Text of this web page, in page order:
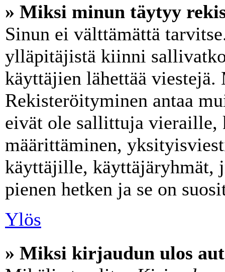
» Miksi minun täytyy
Sinun ei välttämättä
ylläpitäjistä kiinni
käyttäjien lähettää
Rekisteröityminen antaa
eivät ole sallittuja vieraille,
määrittäminen,
käyttäjille, käyttäjäryhmät,
pienen hetken ja se on
Ylös
» Miksi kirjaudun ulos